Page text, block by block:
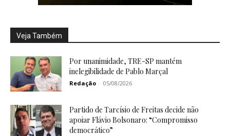
Veja Também
Por unanimidade, TRE-SP mantém
inelegibilidade de Pablo Marçal
Redação - 05/08/2026
Partido de Tarcísio de Freitas decide não
apoiar Flávio Bolsonaro: “Compromisso
democrático”